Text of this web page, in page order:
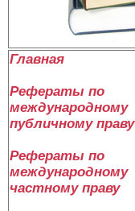
Главная
Рефераты по
международному
публичному праву
Рефераты по
международному
частному праву